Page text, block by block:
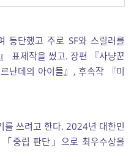
등단했고 주로 SF와 스릴러를
표제작을 썼고. 장편 『사냥꾼
난데의 아이들』, 후속작 『미
를 쓰려고 한다. 2024년 대한민
중립 판단」으로 최우수상을